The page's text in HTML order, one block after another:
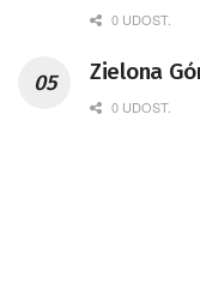
0 UDOST.
Zielona
0 UDOST.